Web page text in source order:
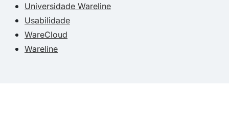
Universidade Wareline
Usabilidade
WareCloud
Wareline